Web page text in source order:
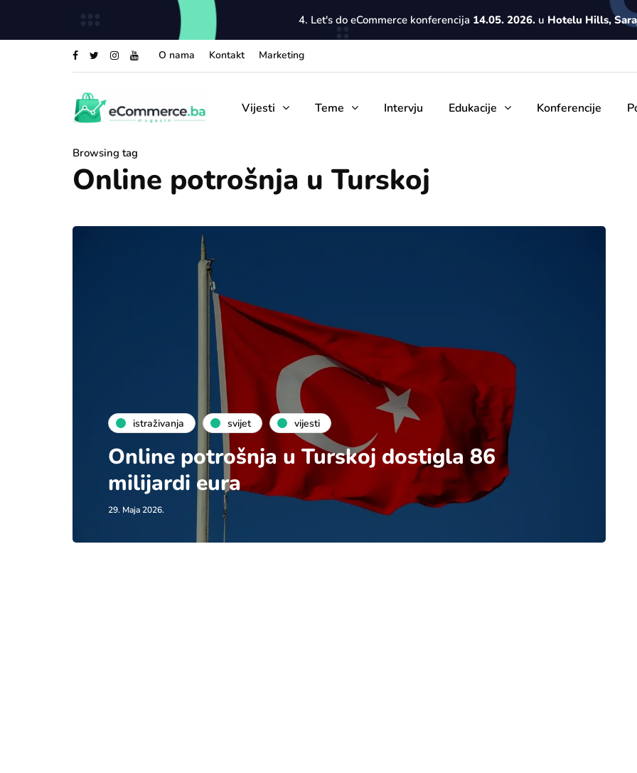
4. Let's do eCommerce konferencija 14.05. 2026.u Hotelu Hills,
O nama Kontakt Marketing
Vijesti Teme Intervju Edukacije Konferencije
Browsing tag
Online potrošnja u Turskoj
istraživanja svijet vijesti
Online potrošnja u Turskoj dostigla 86
milijardi eura
29. Maja 2026.